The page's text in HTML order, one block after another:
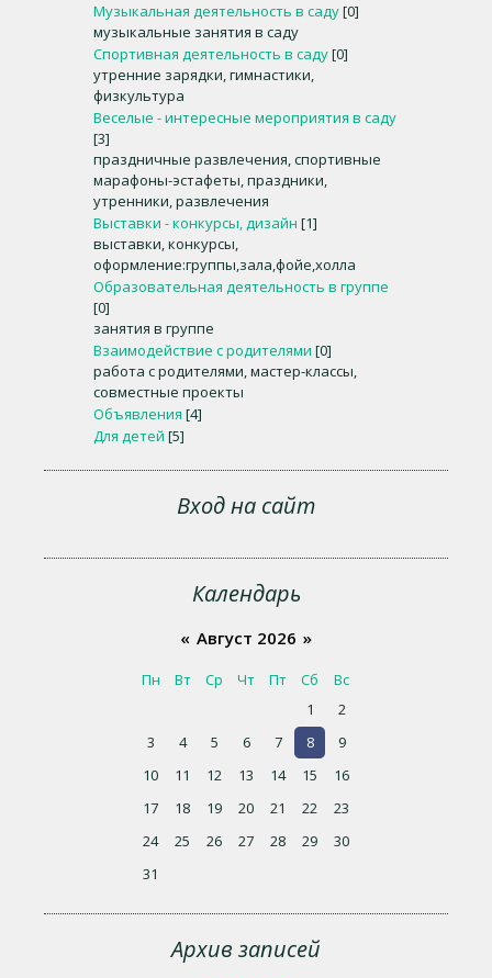
Музыкальная деятельность в саду[0]
музыкальные занятия в саду
Спортивная деятельность в саду[0]
утренние зарядки, гимнастики,
физкультура
Веселые - интересные мероприятия в саду
[3]
праздничные развлечения, спортивные
марафоны-эстафеты, праздники,
утренники, развлечения
Выставки - конкурсы, дизайн [1]
выставки, конкурсы,
оформление:группы,зала,фойе,холла
Образовательная деятельность в группе
[0]
занятия в группе
Взаимодействие с родителями [0]
работа с родителями, мастер-классы,
совместные проекты
Объявления [4]
Для детей [5]
Вход на сайт
Календарь
« Август 2026 »
Пн Вт Ср Чт Пт Сб
Вс
1
2
3
4 5 6 7 8
9
10
11 12 13 14 15
16
17
18 19 20 21 22
23
24
25 26 27 28 29
30
31
Архив записей